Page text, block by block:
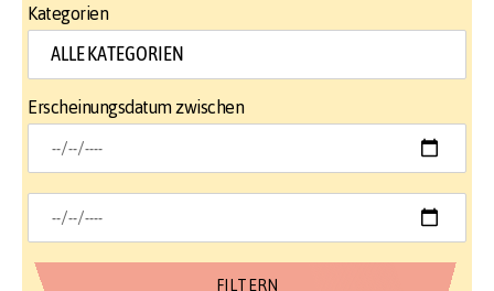
Kategorien
Erscheinungsdatum zwischen